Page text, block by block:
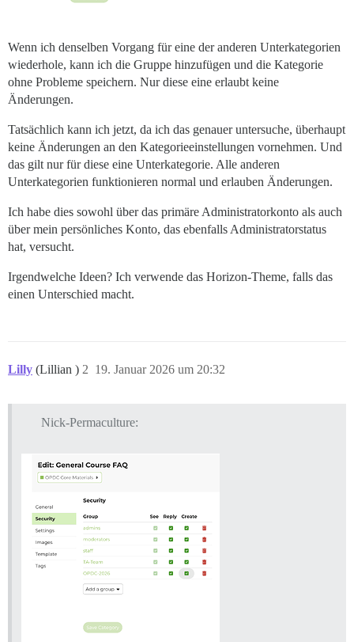
Wenn ich denselben Vorgang für eine der anderen Unterkategorien
wiederhole, kann ich die Gruppe hinzufügen und die Kategorie
ohne Probleme speichern. Nur diese eine erlaubt keine
Änderungen.
Tatsächlich kann ich jetzt, da ich das genauer untersuche, überhaupt
keine Änderungen an den Kategorieeinstellungen vornehmen. Und
das gilt nur für diese eine Unterkategorie. Alle anderen
Unterkategorien funktionieren normal und erlauben Änderungen.
Ich habe dies sowohl über das primäre Administratorkonto als auch
über mein persönliches Konto, das ebenfalls Administratorstatus
hat, versucht.
Irgendwelche Ideen? Ich verwende das Horizon-Theme, falls das
einen Unterschied macht.
Lilly (Lillian ) 19. Januar 2026 um 20:32
2
Nick-Permaculture: